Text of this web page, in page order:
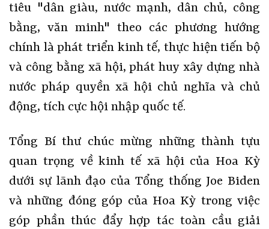
tiêu "dân giàu, nước mạnh, dân chủ, công
bằng, văn minh" theo các phương hướng
chính là phát triển kinh tế, thực hiện tiến bộ
và công bằng xã hội, phát huy xây dựng nhà
nước pháp quyền xã hội chủ nghĩa và chủ
động, tích cực hội nhập quốc tế.
Tổng Bí thư chúc mừng những thành tựu
quan trọng về kinh tế xã hội của Hoa Kỳ
dưới sự lãnh đạo của Tổng thống Joe Biden
và những đóng góp của Hoa Kỳ trong việc
góp phần thúc đẩy hợp tác toàn cầu giải